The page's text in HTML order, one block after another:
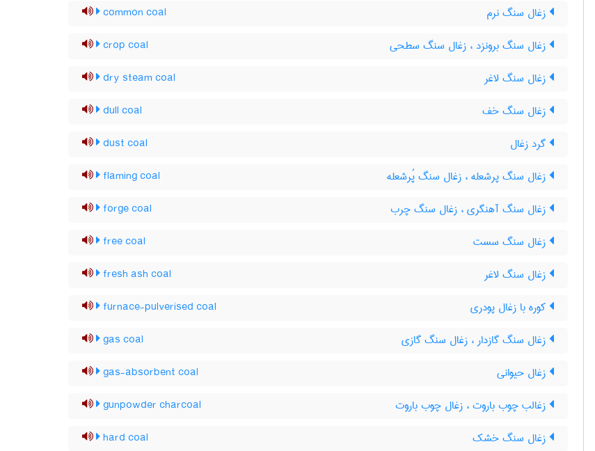
زغال سنگ نرم common coal
زغال سنگ برونزد ، زغال سنگ سطحی crop coal
زغال سنگ لاغر dry steam coal
زغال سنگ خف dull coal
گرد زغال dust coal
زغال سنگ پرشعله ، زغال سنگ پُرشعله flaming coal
زغال سنگ آهنگری ، زغال سنگ چرب forge coal
زغال سنگ سست free coal
زغال سنگ لاغر fresh ash coal
کوره با زغال پودری furnace-pulverised coal
زغال سنگ گازدار ، زغال سنگ گازی gas coal
زغال حیوانی gas-absorbent coal
زغالب چوب باروت ، زغال چوب باروت gunpowder charcoal
زغال سنگ خشک hard coal